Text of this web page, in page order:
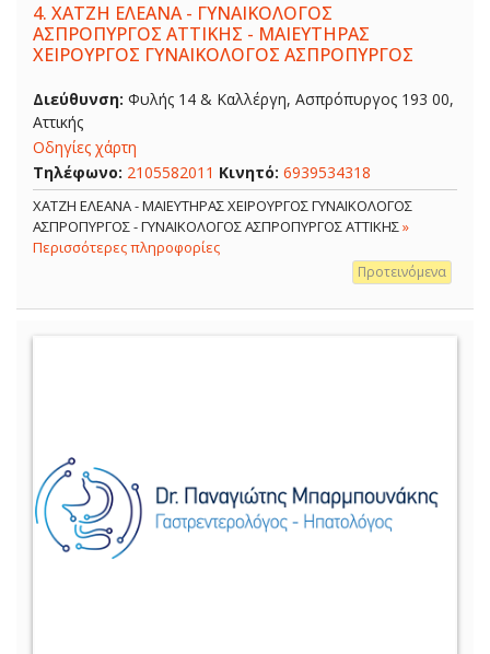
4. ΧΑΤΖΗ ΕΛΕΑΝΑ - ΓΥΝΑΙΚΟΛΟΓΟΣ
ΑΣΠΡΟΠΥΡΓΟΣ ΑΤΤΙΚΗΣ - ΜΑΙΕΥΤΗΡΑΣ
ΧΕΙΡΟΥΡΓΟΣ ΓΥΝΑΙΚΟΛΟΓΟΣ ΑΣΠΡΟΠΥΡΓΟΣ
Διεύθυνση: Φυλής 14 & Καλλέργη, Ασπρόπυργος 193 00,
Αττικής
Οδηγίες χάρτη
Τηλέφωνο: 2105582011 Κινητό: 6939534318
ΧΑΤΖΗ ΕΛΕΑΝΑ - ΜΑΙΕΥΤΗΡΑΣ ΧΕΙΡΟΥΡΓΟΣ ΓΥΝΑΙΚΟΛΟΓΟΣ
ΑΣΠΡΟΠΥΡΓΟΣ - ΓΥΝΑΙΚΟΛΟΓΟΣ ΑΣΠΡΟΠΥΡΓΟΣ ΑΤΤΙΚΗΣ»
Περισσότερες πληροφορίες
Προτεινόμενα